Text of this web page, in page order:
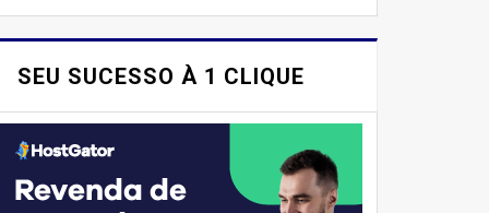
SEU SUCESSO À 1 CLIQUE